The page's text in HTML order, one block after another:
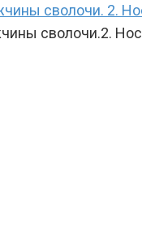
сволочи. 2.
сволочи.2.